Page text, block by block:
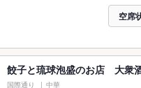
空席
餃子と琉球泡盛のお店 大衆
国際通り 中華